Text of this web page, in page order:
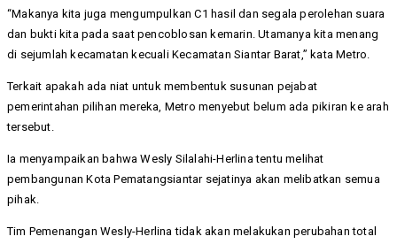
“Makanya kita juga mengumpulkan C1 hasil dan segala perolehan suara
dan bukti kita pada saat pencoblosan kemarin. Utamanya kita menang
di sejumlah kecamatan kecuali Kecamatan Siantar Barat,” kata Metro.
Terkait apakah ada niat untuk membentuk susunan pejabat
pemerintahan pilihan mereka, Metro menyebut belum ada pikiran ke arah
tersebut.
Ia menyampaikan bahwa Wesly Silalahi-Herlina tentu melihat
pembangunan Kota Pematangsiantar sejatinya akan melibatkan semua
pihak.
Tim Pemenangan Wesly-Herlina tidak akan melakukan perubahan total